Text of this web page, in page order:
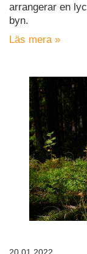
arrangerar en
byn.
Läs mera »
20.01.2022